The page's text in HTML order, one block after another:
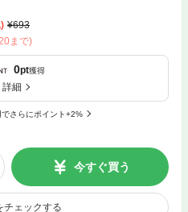
693
まで)
0pt獲得
細
さらにポイント+2%
今すぐ買う
チェックする